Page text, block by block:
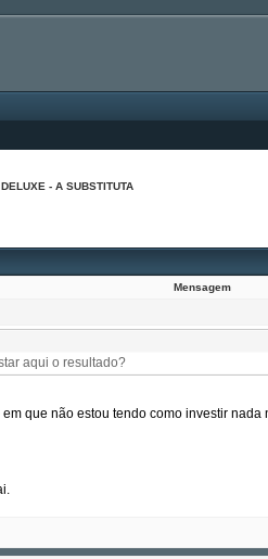
- A SUBSTITUTA
Mensagem
aqui o resultado?
que não estou tendo como investir